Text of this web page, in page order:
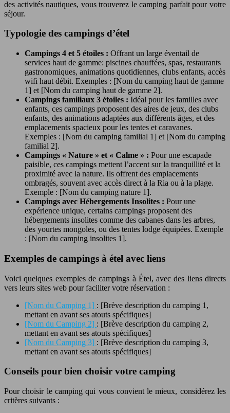
des activités nautiques, vous trouverez le camping parfait pour votre
séjour.
Typologie des campings d’étel
Campings 4 et 5 étoiles : Offrant un large éventail de
services haut de gamme: piscines chauffées, spas, restaurants
gastronomiques, animations quotidiennes, clubs enfants, accès
wifi haut débit. Exemples : [Nom du camping haut de gamme
1] et [Nom du camping haut de gamme 2].
Campings familiaux 3 étoiles : Idéal pour les familles avec
enfants, ces campings proposent des aires de jeux, des clubs
enfants, des animations adaptées aux différents âges, et des
emplacements spacieux pour les tentes et caravanes.
Exemples : [Nom du camping familial 1] et [Nom du camping
familial 2].
Campings « Nature » et « Calme » : Pour une escapade
paisible, ces campings mettent l’accent sur la tranquillité et la
proximité avec la nature. Ils offrent des emplacements
ombragés, souvent avec accès direct à la Ria ou à la plage.
Exemple : [Nom du camping nature 1].
Campings avec Hébergements Insolites : Pour une
expérience unique, certains campings proposent des
hébergements insolites comme des cabanes dans les arbres,
des yourtes mongoles, ou des tentes lodge équipées. Exemple
: [Nom du camping insolites 1].
Exemples de campings à étel avec liens
Voici quelques exemples de campings à Étel, avec des liens directs
vers leurs sites web pour faciliter votre réservation :
[Nom du Camping 1] : [Brève description du camping 1,
mettant en avant ses atouts spécifiques]
[Nom du Camping 2] : [Brève description du camping 2,
mettant en avant ses atouts spécifiques]
[Nom du Camping 3] : [Brève description du camping 3,
mettant en avant ses atouts spécifiques]
Conseils pour bien choisir votre camping
Pour choisir le camping qui vous convient le mieux, considérez les
critères suivants :